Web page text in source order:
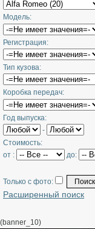
Модель:
Регистрация:
Тип кузова:
Коробка передач:
Год выпуска:
-
Стоимость:
от :
до:
Только с фото:
Расширенный поиск
(banner_10)